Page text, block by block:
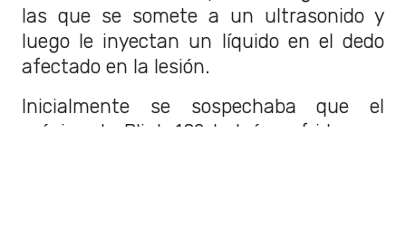
las que se somete a un ultrasonido y
luego le inyectan un líquido en el dedo
afectado en la lesión.
Inicialmente se sospechaba que el
músico de Blink-182 habría sufrido una